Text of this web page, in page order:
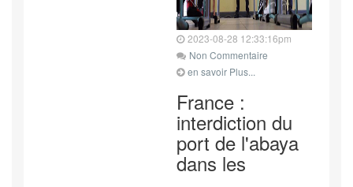
2023-08-28 12:33:16pm
Non Commentaire
en savoir Plus...
France :
interdiction du
port de l'abaya
dans les